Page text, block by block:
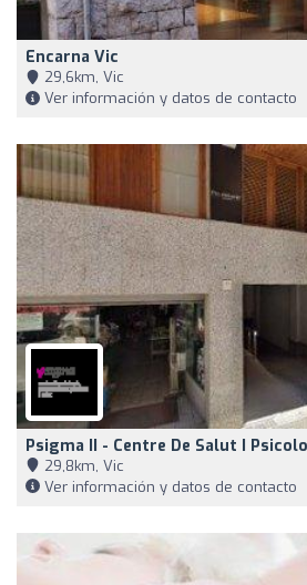
Encarna Vic
29,6km, Vic
Ver información y datos de contacto
Psigma II - Centre De Salut I
29,8km, Vic
Ver información y datos de contacto